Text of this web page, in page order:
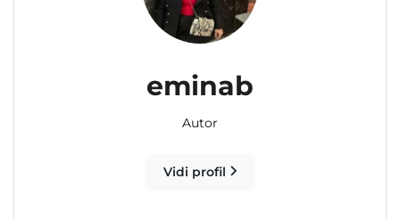
eminab
Autor
Vidi profil